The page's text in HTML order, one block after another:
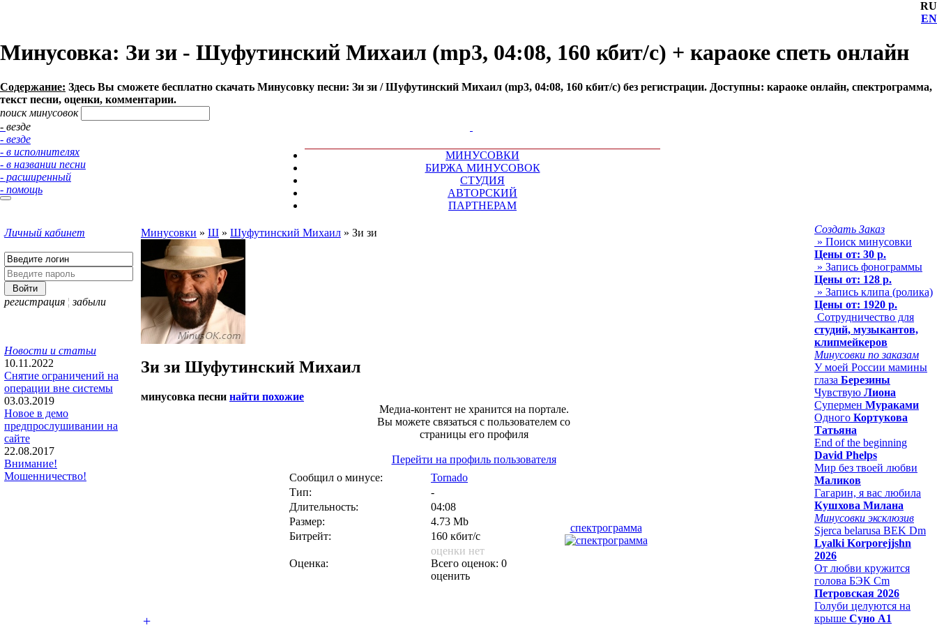
RU
EN
Минусовка: Зи зи - Шуфутинский Михаил (mp3, 04:08, 160 кбит/с) + караоке спеть онлайн
Содержание: Здесь Вы сможете бесплатно cкачать Минусовку песни: Зи зи / Шуфутинский Михаил (mp3, 04:08, 160 кбит/с) без регистрации. Доступны: караоке онлайн, спектрограмма,
текст песни, оценки, комментарии.
поиск минусовок
- везде
- везде
- в исполнителях
- в названии песни
- расширенный
- помощь
МИНУСОВКИ
БИРЖА МИНУСОВОК
СТУДИЯ
АВТОРСКИЙ
ПАРТНЕРАМ
Личный кабинет
регистрация ¦ забыли
Новости и статьи
10.11.2022
Снятие ограничений на
операции вне системы
03.03.2019
Новое в демо
предпрослушивании на
сайте
22.08.2017
Внимание!
Мошенничество!
Минусовки » Ш » Шуфутинский Михаил » Зи зи
Зи зи Шуфутинский Михаил
минусовка песни найти похожие
Медиа-контент не хранится на портале.
Вы можете связаться с пользователем со
страницы его профиля
Перейти на профиль пользователя
Сообщил о минусе:
Tornado
Тип:
-
спектрограмма
Длительность:
04:08
Размер:
4.73 Mb
Битрейт:
160 кбит/с
Оценка:
оценки нет
Всего оценок: 0
оценить
+
Создать Заказ
» Поиск минусовки
Цены от: 30 р.
» Запись фонограммы
Цены от: 128 р.
» Запись клипа (ролика)
Цены от: 1920 р.
Сотрудничество для
студий, музыкантов,
клипмейкеров
Минусовки по заказам
У моей России мамины
глаза Березины
Чувствую Лиона
Супермен Мураками
Одного Кортукова
Татьяна
End of the beginning
David Phelps
Мир без твоей любви
Маликов
Гагарин, я вас любила
Кушхова Милана
Минусовки эксклюзив
Sjerca belarusa BEK Dm
Lyalki Korporejjshn
2026
От любви кружится
голова БЭК Cm
Петровская 2026
Голуби целуются на
крыше Суно А1